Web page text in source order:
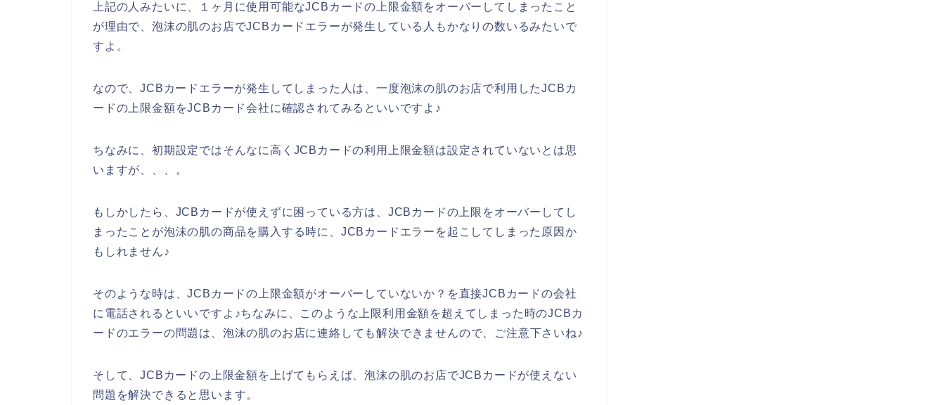
上記の人みたいに、１ヶ月に使用可能なJCBカードの上限金額をオーバーしてしまったこと
が理由で、泡沫の肌のお店でJCBカードエラーが発生している人もかなりの数いるみたいで
すよ。
なので、JCBカードエラーが発生してしまった人は、一度泡沫の肌のお店で利用したJCBカ
ードの上限金額をJCBカード会社に確認されてみるといいですよ♪
ちなみに、初期設定ではそんなに高くJCBカードの利用上限金額は設定されていないとは思
いますが、、、。
もしかしたら、JCBカードが使えずに困っている方は、JCBカードの上限をオーバーしてし
まったことが泡沫の肌の商品を購入する時に、JCBカードエラーを起こしてしまった原因か
もしれません♪
そのような時は、JCBカードの上限金額がオーバーしていないか？を直接JCBカードの会社
に電話されるといいですよ♪ちなみに、このような上限利用金額を超えてしまった時のJCBカ
ードのエラーの問題は、泡沫の肌のお店に連絡しても解決できませんので、ご注意下さいね♪
そして、JCBカードの上限金額を上げてもらえば、泡沫の肌のお店でJCBカードが使えない
問題を解決できると思います。